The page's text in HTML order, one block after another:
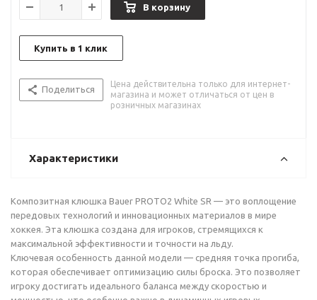
В корзину
Купить в 1 клик
Поделиться
Цена действительна только для интернет-
магазина и может отличаться от цен в
розничных магазинах
Характеристики
Композитная клюшка Bauer PROTO2 White SR — это воплощение
передовых технологий и инновационных материалов в мире
хоккея. Эта клюшка создана для игроков, стремящихся к
максимальной эффективности и точности на льду.
Ключевая особенность данной модели — средняя точка прогиба,
которая обеспечивает оптимизацию силы броска. Это позволяет
игроку достигать идеального баланса между скоростью и